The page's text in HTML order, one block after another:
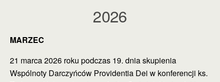
2026
MARZEC
21 marca 2026 roku podczas 19. dnia skupienia
Wspólnoty Darczyńców Providentia Dei w konferencji ks.